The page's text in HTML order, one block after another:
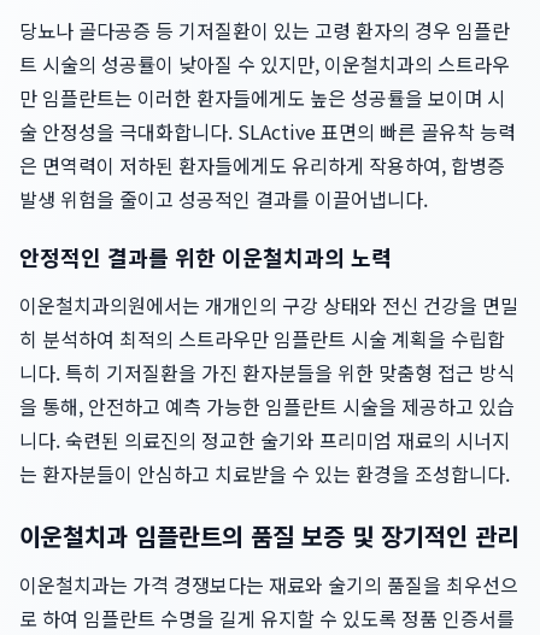
당뇨나 골다공증 등 기저질환이 있는 고령 환자의 경우 임플란
트 시술의 성공률이 낮아질 수 있지만, 이운철치과의 스트라우
만 임플란트는 이러한 환자들에게도 높은 성공률을 보이며 시
술 안정성을 극대화합니다. SLActive 표면의 빠른 골유착 능력
은 면역력이 저하된 환자들에게도 유리하게 작용하여, 합병증
발생 위험을 줄이고 성공적인 결과를 이끌어냅니다.
안정적인 결과를 위한 이운철치과의 노력
이운철치과의원에서는 개개인의 구강 상태와 전신 건강을 면밀
히 분석하여 최적의 스트라우만 임플란트 시술 계획을 수립합
니다. 특히 기저질환을 가진 환자분들을 위한 맞춤형 접근 방식
을 통해, 안전하고 예측 가능한 임플란트 시술을 제공하고 있습
니다. 숙련된 의료진의 정교한 술기와 프리미엄 재료의 시너지
는 환자분들이 안심하고 치료받을 수 있는 환경을 조성합니다.
이운철치과 임플란트의 품질 보증 및 장기적인 관리
이운철치과는 가격 경쟁보다는 재료와 술기의 품질을 최우선으
로 하여 임플란트 수명을 길게 유지할 수 있도록 정품 인증서를